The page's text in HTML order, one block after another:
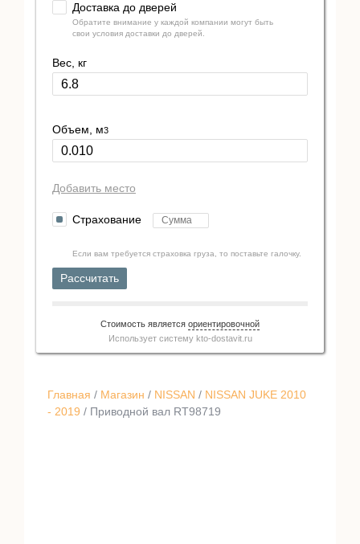
Главная / Магазин / NISSAN / NISSAN JUKE 2010
- 2019 / Приводной вал RT98719
Доставка до дверей
Обратите внимание у каждой компании могут быть
свои условия доставки до дверей.
Вес, кг
Объем, м3
Добавить место
Страхование
Если вам требуется страховка груза, то поставьте галочку.
Рассчитать
Стоимость является ориентировочной
Использует систему kto-dostavit.ru